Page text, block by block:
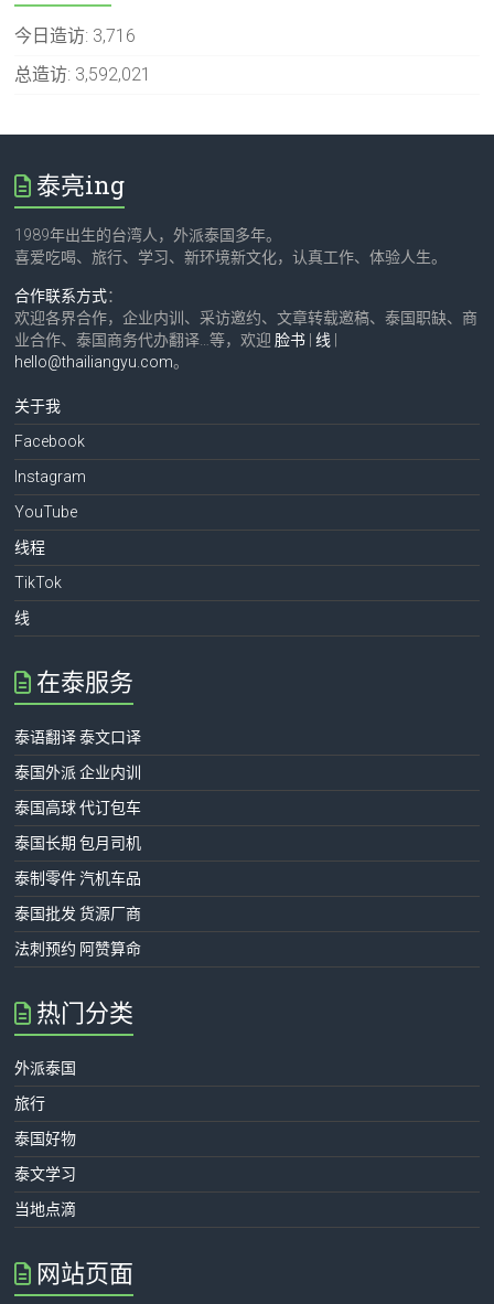
今日造访: 3,716
总造访: 3,592,021
泰亮ing
1989年出生的台湾人，外派泰国多年。
喜爱吃喝、旅行、学习、新环境新文化，认真工作、体验人生。
合作联系方式：
欢迎各界合作，企业内训、采访邀约、文章转载邀稿、泰国职缺、商
业合作、泰国商务代办翻译…等，欢迎 脸书 |线
hello@thailiangyu.com。
关于我
Facebook
Instagram
YouTube
线程
TikTok
线
在泰服务
泰语翻译 泰文口译
泰国外派 企业内训
泰国高球 代订包车
泰国长期 包月司机
泰制零件 汽机车品
泰国批发 货源厂商
法刺预约 阿赞算命
热门分类
外派泰国
旅行
泰国好物
泰文学习
当地点滴
网站页面